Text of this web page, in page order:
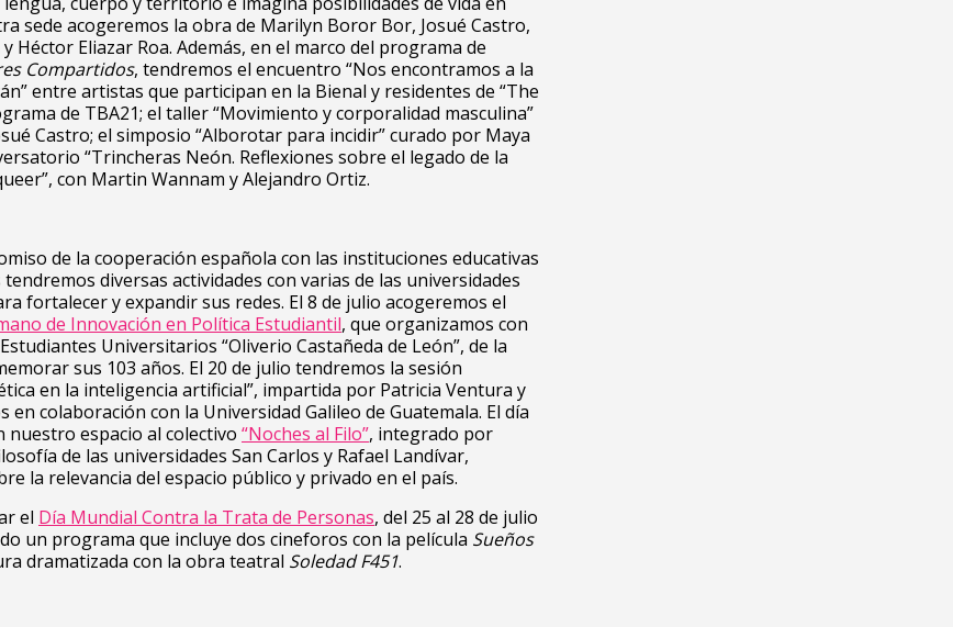
sede acogeremos la obra de Marilyn Boror Bor, Josué Castro,
Héctor Eliazar Roa. Además, en el marco del programa de
Compartidos, tendremos el encuentro “Nos encontramos a la
entre artistas que participan en la Bienal y residentes de “The
de TBA21; el taller “Movimiento y corporalidad masculina”
Castro; el simposio “Alborotar para incidir” curado por Maya
“Trincheras Neón. Reflexiones sobre el legado de la
con Martin Wannam y Alejandro Ortiz.
de la cooperación española con las instituciones educativas
diversas actividades con varias de las universidades
fortalecer y expandir sus redes. El 8 de julio acogeremos el
de Innovación en Política Estudiantil, que organizamos con
Universitarios “Oliverio Castañeda de León”, de la
sus 103 años. El 20 de julio tendremos la sesión
en la inteligencia artificial”, impartida por Patricia Ventura y
en colaboración con la Universidad Galileo de Guatemala. El día
nuestro espacio al colectivo “Noches al Filo”, integrado por
de las universidades San Carlos y Rafael Landívar,
la relevancia del espacio público y privado en el país.
el Día Mundial Contra la Trata de Personas, del 25 al 28 de julio
un programa que incluye dos cineforos con la película Sueños
dramatizada con la obra teatral Soledad F451.